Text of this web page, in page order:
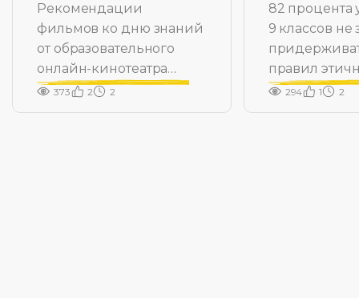
Рекомендации
фильмов ко дню знаний
от образовательного
онлайн-кинотеатра
«Ноль Плюс»
373 2 2
82 процента
9 классов не
правил
общения в
294 1 2